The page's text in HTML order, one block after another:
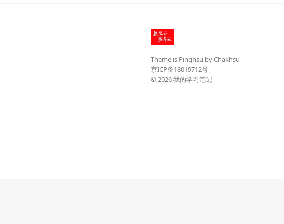
Theme is Pinghsu byChakhsu
京ICP备18019712号
© 2026我的学习笔记